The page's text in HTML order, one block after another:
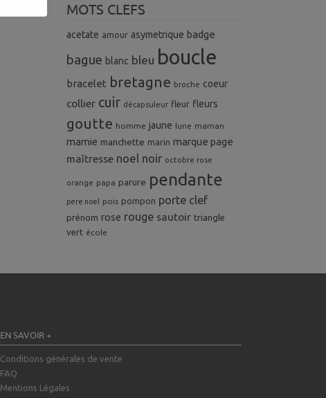
MOTS CLEFS
acetate amour asymetrique badge
bague blanc bleu boucle
bracelet bretagne broche coeur
collier cuir décapsuleur fleur fleurs
goutte homme jaune lune maman
mamie manchette marin marque page
maîtresse noel noir octobre rose
orange papa parure pendante
pere noel pois pompon porte clef
prénom rose rouge sautoir triangle
vert école
EN SAVOIR +
Conditions générales de vente
FAQ
Mentions Légales